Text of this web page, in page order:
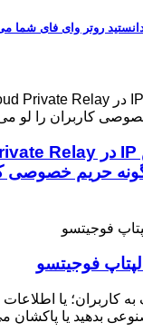
خصوصی
فوجیتسو